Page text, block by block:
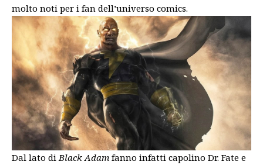
molto noti per i fan dell’universo comics.
Dal lato di Black Adam fanno infatti capolino Dr. Fate e